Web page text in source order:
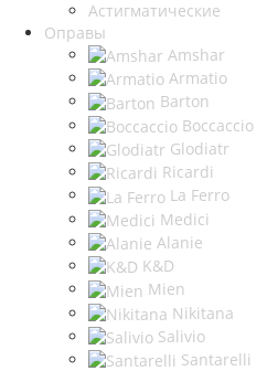
Астигматические
Оправы
Amshar
Armatio
Barton
Boccaccio
Glodiatr
Ricardi
La Ferro
Medici
Alanie
K&D
Mien
Nikitana
Salivio
Santarelli